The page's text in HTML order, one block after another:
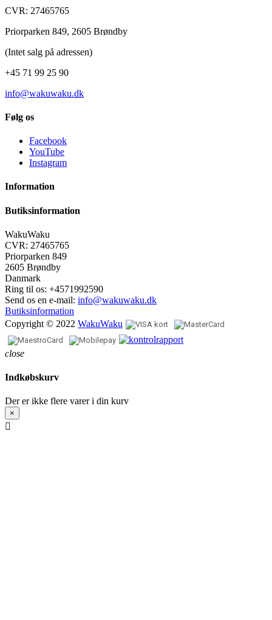
CVR: 27465765
Priorparken 849, 2605 Brøndby
(Intet salg på adressen)
+45 71 99 25 90
info@wakuwaku.dk
Følg os
Facebook
YouTube
Instagram
Information
Butiksinformation
WakuWaku
CVR: 27465765
Priorparken 849
2605 Brøndby
Danmark
Ring til os: +4571992590
Send os en e-mail: info@wakuwaku.dk
Butiksinformation
Copyright © 2022 WakuWaku
close
Indkøbskurv
Der er ikke flere varer i din kurv
×
